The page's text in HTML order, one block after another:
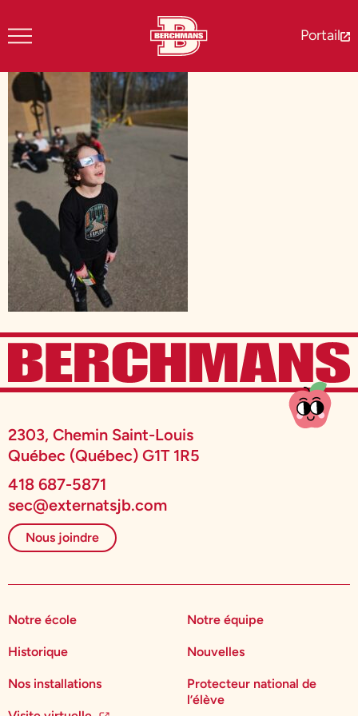
Portail
2303, Chemin Saint-Louis
Québec (Québec) G1T 1R5
418 687-5871
sec@externatsjb.com
Nous joindre
Notre école
Historique
Nos installations
Notre équipe
Nouvelles
Protecteur national de
l’élève